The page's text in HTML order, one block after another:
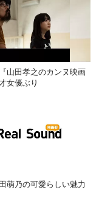
山田孝之のカンヌ映画
女優ぶり
萌乃の可愛らしい魅力